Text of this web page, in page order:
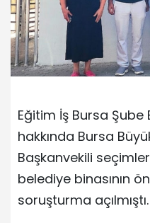
Eğitim İş Bursa Şube
hakkında Bursa
Başkanvekili
belediye binasının
soruşturma açılmıştı.